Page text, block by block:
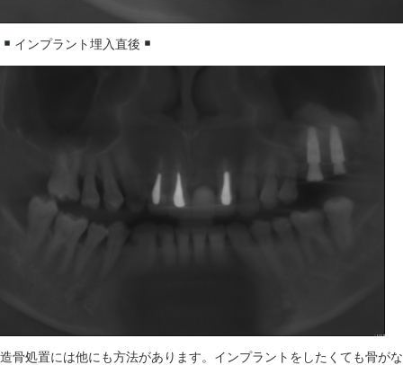
インプラント埋入直後
造骨処置には他にも方法があります。インプラントをしたくても骨がな